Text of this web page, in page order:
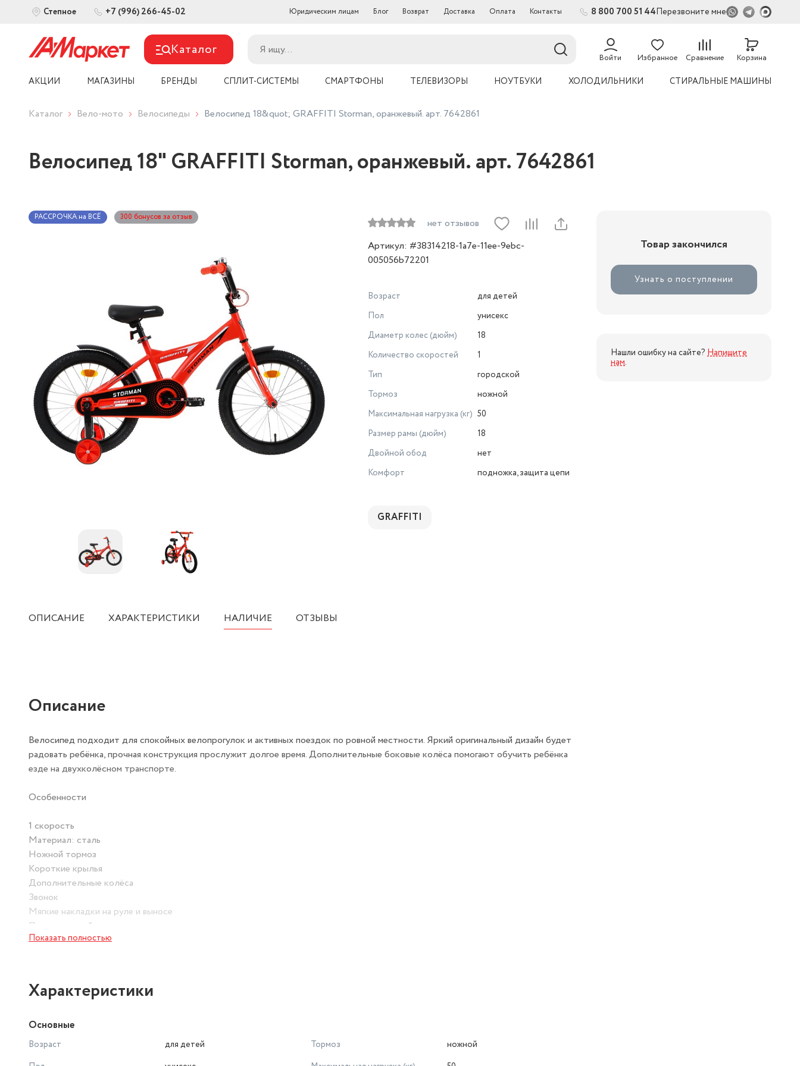
Степное +7 (996) 266-45-02 Юридическим лицам Блог Возврат Доставка Оплата Контакты 8 800 700 51 44Перезвоните мне
Каталог Войти Избранное Сравнение
54
Корзина
АКЦИИ МАГАЗИНЫ БРЕНДЫ СПЛИТ-СИСТЕМЫ СМАРТФОНЫ ТЕЛЕВИЗОРЫ НОУТБУКИ ХОЛОДИЛЬНИКИ СТИРАЛЬНЫЕ МАШИНЫ
Каталог Вело-мото Велосипеды Велосипед 18&quot; GRAFFITI Storman, оранжевый. арт. 7642861
Велосипед 18" GRAFFITI Storman, оранжевый. арт. 7642861
РАССРОЧКА на ВСЁ 300 бонусов за отзыв
нет отзывов
Артикул: #38314218-1a7e-11ee-9ebc-
005056b72201
Возраст
для детей
Пол
унисекс
Диаметр колес (дюйм)
18
Количество скоростей
1
Тип
городской
Тормоз
ножной
Максимальная нагрузка (кг) 50
Размер рамы (дюйм)
18
Двойной обод
нет
Комфорт
подножка, защита цепи
GRAFFITI
Товар закончился
Узнать о поступлении
Нашли ошибку на сайте? Напишите
нам.
ОПИСАНИЕ ХАРАКТЕРИСТИКИ НАЛИЧИЕ ОТЗЫВЫ
Описание
Велосипед подходит для спокойных велопрогулок и активных поездок по ровной местности. Яркий оригинальный дизайн будет
радовать ребёнка, прочная конструкция прослужит долгое время. Дополнительные боковые колёса помогают обучить ребёнка
езде на двухколёсном транспорте.
Особенности
1 скорость
Материал: сталь
Ножной тормоз
Короткие крылья
Дополнительные колёса
Звонок
Мягкие накладки на руле и выносе
Подседельный эксцентрик
Регулировка высоты седла, без инструмента
Показать полностью
Характеристики
Основные
Возраст
для детей
Тормоз
ножной